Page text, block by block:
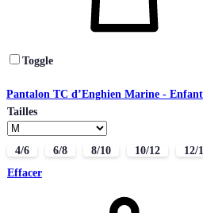
Toggle
Pantalon TC d’Enghien Marine -
Tailles
4/6 6/8 8/10 10/12 12/
Effacer